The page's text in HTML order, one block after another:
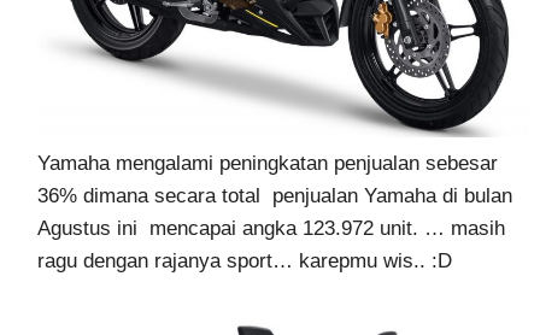
Yamaha mengalami peningkatan penjualan sebesar
36% dimana secara total penjualan Yamaha di bulan
Agustus ini mencapai angka 123.972 unit. … masih
ragu dengan rajanya sport… karepmu wis.. :D